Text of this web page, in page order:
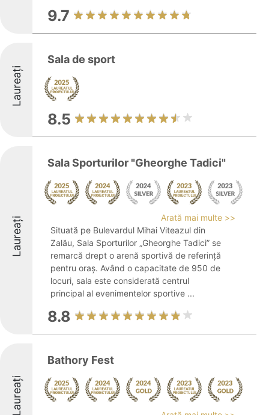
9.7
Laureați
Sala de sport
8.5
Laureați
Sala Sporturilor "Gheorghe Tadici"
Arată mai multe >>
Situată pe Bulevardul Mihai Viteazul din
Zalău, Sala Sporturilor „Gheorghe Tadici” se
remarcă drept o arenă sportivă de referință
pentru oraș. Având o capacitate de 950 de
locuri, sala este considerată centrul
principal al evenimentelor sportive ...
8.8
Laureați
Bathory Fest